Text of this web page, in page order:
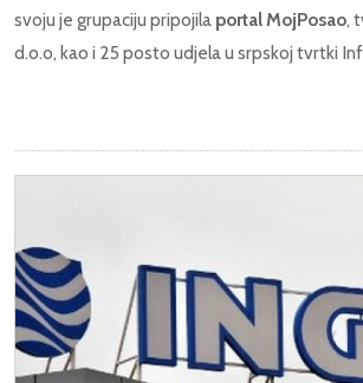
svoju je grupaciju pripojila portal MojPosao,
d.o.o, kao i 25 posto udjela u srpskoj tvrtki